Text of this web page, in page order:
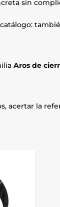
sin
Aros de
acertar la